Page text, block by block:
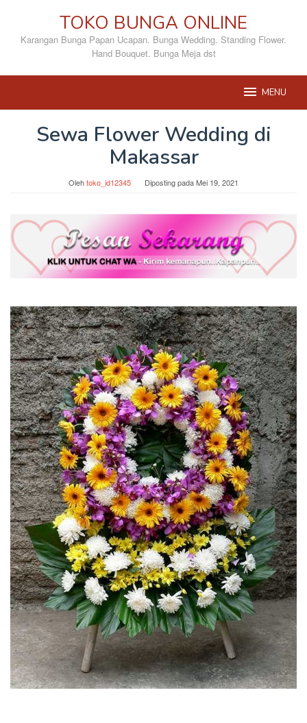
konten
TOKO BUNGA ONLINE
Karangan Bunga Papan Ucapan. Bunga Wedding. Standing Flower.
Hand Bouquet. Bunga Meja dst
MENU
Sewa Flower Wedding di
Makassar
Olehtoko_id12345 Diposting padaMei 19, 2021